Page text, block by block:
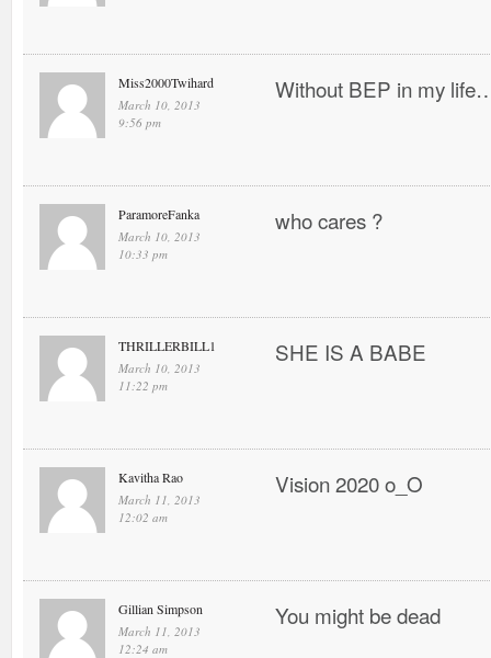
Miss2000Twihard
March 10, 2013
9:56 pm
Without BEP in my
ParamoreFanka
March 10, 2013
10:33 pm
who cares ?
THRILLERBILL1
March 10, 2013
11:22 pm
SHE IS A BABE
Kavitha Rao
March 11, 2013
12:02 am
Vision 2020 o_O
Gillian Simpson
March 11, 2013
12:24 am
You might be dead